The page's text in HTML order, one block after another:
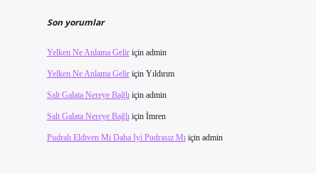
Son yorumlar
Yelken Ne Anlama Geliriçin admin
Yelken Ne Anlama Geliriçin Yıldırım
Salt Galata Nereye Bağlıiçin admin
Salt Galata Nereye Bağlıiçin İmren
Pudralı Eldiven Mi Daha Iyi Pudrasız Mıiçin admin